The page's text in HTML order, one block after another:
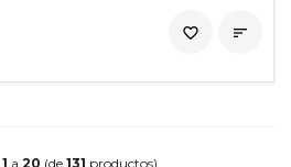

favorite_border
1 a 20 (de 131 productos)